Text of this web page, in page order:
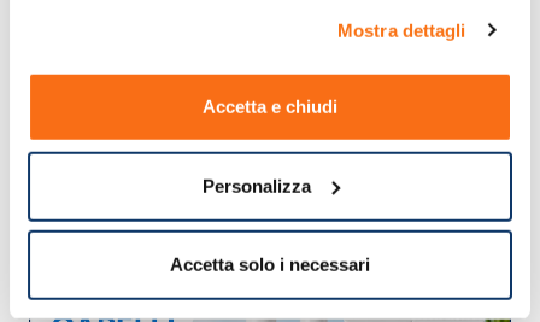
Mostra dettagli
Accetta e chiudi
Personalizza
Accetta solo i necessari